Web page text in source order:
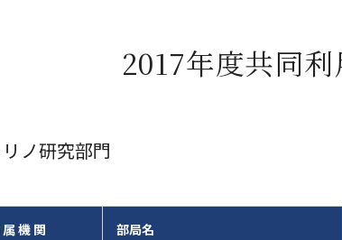
2017年度共同
ノ研究部門
機 関 部局名